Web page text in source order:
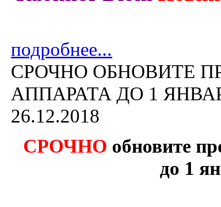
подробнее...
СРОЧНО ОБНОВИТЕ
АППАРАТА ДО 1
26.12.2018
СРОЧНО обновите
до 1